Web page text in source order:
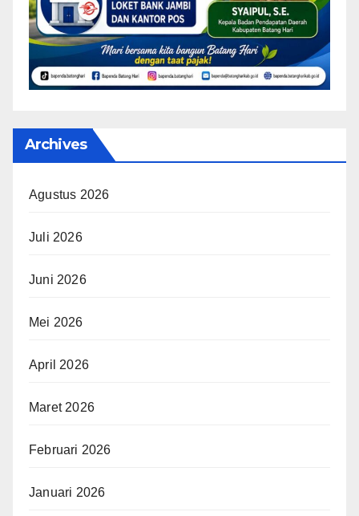
Archives
Agustus 2026
Juli 2026
Juni 2026
Mei 2026
April 2026
Maret 2026
Februari 2026
Januari 2026